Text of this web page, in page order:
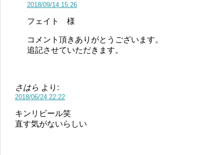
2018/09/14 15:26
フェイト 様
コメント頂きありがとうございます。
追記させていただきます。
さはら より:
2018/06/24 22:22
キンリビール笑
直す気がないらしい